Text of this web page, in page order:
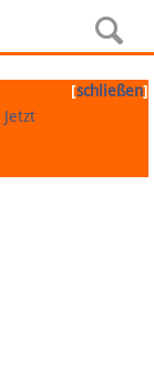
[schließen]
Jetzt